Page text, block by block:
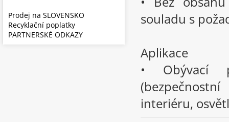
souladu s
Aplikace
• Obývací
interiéru,
Prodej na SLOVENSKO
Recyklační poplatky
PARTNERSKÉ ODKAZY